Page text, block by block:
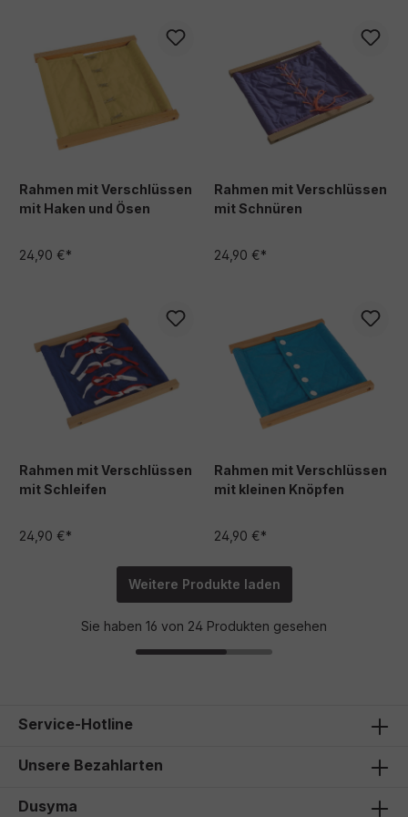
Rahmen mit Verschlüssen
mit Haken und Ösen
24,90 €*
Rahmen mit Verschlüssen
mit Schnüren
24,90 €*
Rahmen mit Verschlüssen
mit Schleifen
24,90 €*
Rahmen mit Verschlüssen
mit kleinen Knöpfen
24,90 €*
Weitere Produkte laden
Sie haben 16 von 24 Produkten gesehen
Service-Hotline
Unsere Bezahlarten
Dusyma